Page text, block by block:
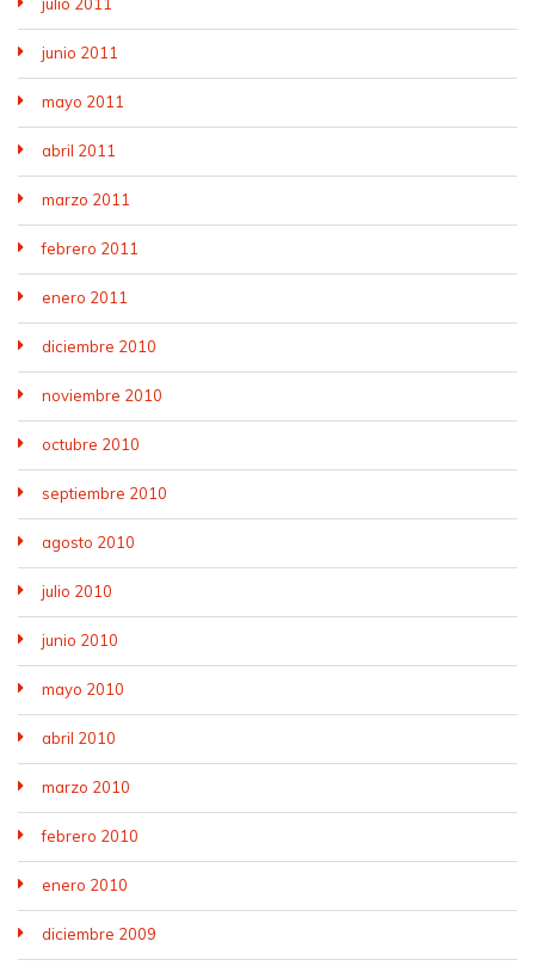
junio 2011
mayo 2011
abril 2011
marzo 2011
febrero 2011
enero 2011
diciembre 2010
noviembre 2010
octubre 2010
septiembre 2010
agosto 2010
julio 2010
junio 2010
mayo 2010
abril 2010
marzo 2010
febrero 2010
enero 2010
diciembre 2009